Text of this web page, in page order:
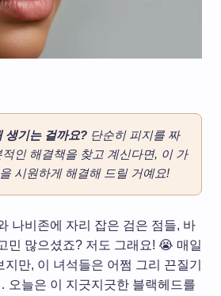
생기는 걸까요? 단순히 피지를 짜
인 해결책을 찾고 계신다면, 이 가
시원하게 해결해 드릴 거예요!
나비존에 자리 잡은 검은 점들, 바
민 많으셨죠? 저도 그래요! 😭 매일
만, 이 녀석들은 어쩜 그리 끈질기
오늘은 이 지긋지긋한 블랙헤드를